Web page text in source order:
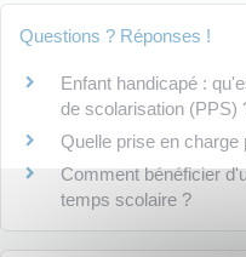
Questions ? Réponses !
Enfant handicapé :
de scolarisation (PPS)
Quelle prise en
Comment bénéficier
temps scolaire ?